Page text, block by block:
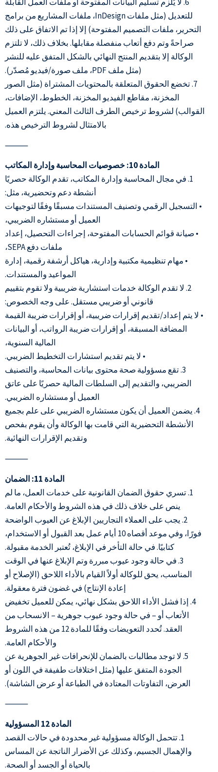
6. لا يُلزم تسليم البيانات المفتوحة أو ملفات العمل القابلة
للتعديل (مثل ملفات InDesign، ملفات المشاريع من برامج
التحرير، ملفات التصميم المفتوحة) إلا إذا تم الاتفاق على ذلك
صراحةً وتم دفع أتعاب منفصلة مقابلها. بخلاف ذلك، لا تلتزم
الوكالة إلا بتقديم المنتج النهائي بالشكل المتفق عليه للنشر
(مثل ملف PDF، ملف صورة/فيديو مُصدّر).
7. تخضع الحقوق المتعلقة بالمحتويات المشتراة (مثل الصور
المخزنة، مقاطع الفيديو المخزنة، الخطوط، الإضافات،
القوالب) لشروط ترخيص الطرف الثالث المعني. يلتزم العميل
بالامتثال لشروط الترخيص هذه.
⸻
المادة 10: خصوصيات المحاسبة وإدارة المكاتب
1. في مجال المحاسبة وإدارة المكاتب، تقدم الوكالة حصريًا
أنشطة دعم وتحضيرية، مثل:
• التسجيل الرقمي وتصنيف المستندات مسبقًا وفقًا لتوجيهات
العميل أو مستشاره الضريبي،
• صيانة قوائم الحسابات المفتوحة، إجراءات التحصيل، إعداد
ملفات دفع SEPA،
• مهام تنظيمية مكتبية وإدارية، هياكل أرشفة رقمية، إدارة
المواعيد والمستندات.
2. لا تقدم الوكالة خدمات استشارية ضريبية ولا تقوم بتقييم
قانوني أو ضريبي مستقل. على وجه الخصوص:
• لا يتم إعداد/تقديم إقرارات ضريبية، أو إقرارات ضريبة القيمة
المضافة المسبقة، أو إقرارات ضريبة الرواتب، أو البيانات
المالية السنوية،
• لا يتم تقديم استشارات التخطيط الضريبي.
3. تقع مسؤولية صحة محتوى بيانات المحاسبة، والتصنيف
الضريبي، والتقديم إلى السلطات المالية حصريًا على عاتق
العميل أو مستشاره الضريبي.
4. يضمن العميل أن يكون مستشاره الضريبي على علم بجميع
الأنشطة التحضيرية التي قامت بها الوكالة وأن يقوم بفحص
وتقديم الإقرارات النهائية.
⸻
المادة 11: الضمان
1. تسري حقوق الضمان القانونية على خدمات العمل، ما لم
ينص على خلاف ذلك في هذه الشروط والأحكام العامة.
2. يجب على العملاء التجاريين الإبلاغ عن العيوب الواضحة
فورًا، وفي موعد أقصاه 10 أيام عمل بعد القبول أو الاستخدام،
كتابيًا. في حالة التأخر في الإبلاغ، تُعتبر الخدمة مقبولة.
3. في حالة وجود عيوب مبررة وتم الإبلاغ عنها في الوقت
المناسب، يحق للوكالة أولاً القيام بالأداء اللاحق (الإصلاح أو
إعادة الإنتاج) في غضون فترة معقولة.
4. إذا فشل الأداء اللاحق بشكل نهائي، يمكن للعميل تخفيض
الأتعاب أو – في حالة وجود عيوب جوهرية – الانسحاب من
العقد. تُحدد التعويضات وفقًا للمادة 12 من هذه الشروط
والأحكام العامة.
5. لا توجد مطالبات بالضمان للإنحرافات غير الجوهرية عن
الجودة المتفق عليها (مثل اختلافات طفيفة في اللون أو
العرض، التفاوتات المعتادة في الطباعة أو عرض الشاشة).
⸻
المادة 12 المسؤولية
1. تتحمل الوكالة مسؤولية غير محدودة في حالات القصد
والإهمال الجسيم، وكذلك عن الأضرار الناتجة عن المساس
بالحياة أو الجسد أو الصحة.